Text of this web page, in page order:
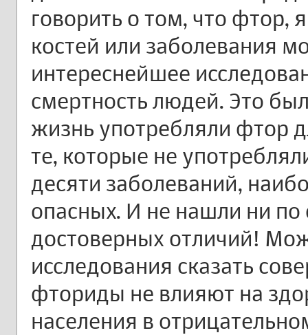
говорить о том, что фтор,
костей или заболевания
интереснейшее
смертность людей. Это
жизнь употребляли фтор
те, которые не
десяти заболеваний,
опасных. И не нашли ни
достоверных отличий!
исследования сказать
фториды не влияют на
населения в